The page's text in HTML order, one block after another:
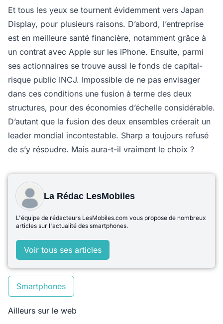
Et tous les yeux se tournent évidemment vers Japan
Display, pour plusieurs raisons. D’abord, l’entreprise
est en meilleure santé financière, notamment grâce à
un contrat avec Apple sur les iPhone. Ensuite, parmi
ses actionnaires se trouve aussi le fonds de capital-
risque public INCJ. Impossible de ne pas envisager
dans ces conditions une fusion à terme des deux
structures, pour des économies d’échelle considérable.
D’autant que la fusion des deux ensembles créerait un
leader mondial incontestable. Sharp a toujours refusé
de s’y résoudre. Mais aura-t-il vraiment le choix ?
La Rédac LesMobiles
L'équipe de rédacteurs LesMobiles.com vous propose de nombreux
articles sur l'actualité des smartphones.
Voir tous ses articles
Smartphones
Ailleurs sur le web